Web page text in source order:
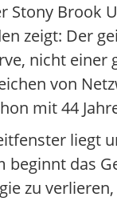
Stony Brook
zeigt: Der
nicht einer
von
mit 44
liegt
beginnt das
zu